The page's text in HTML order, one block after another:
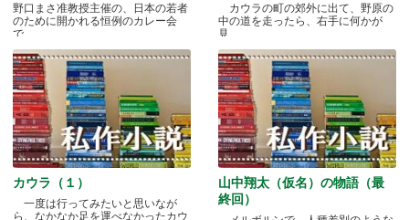
野口まさ准教授主催の、日本の若者
のために開かれる恒例のカレー会
で.....
カウラの町の郊外に出て、野原の
中の道を走ったら、右手に何かが
見.....
カウラ（１）
一度は行ってみたいと思いなが
ら、なかなか足を運べなかったカウ
山中翔太（仮名）の物語（最
終回）